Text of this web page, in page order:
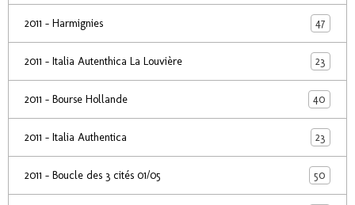
2011 - Harmignies 47
2011 - Italia Autenthica La Louvière 23
2011 - Bourse Hollande 40
2011 - Italia Authentica 23
2011 - Boucle des 3 cités 01/05 50